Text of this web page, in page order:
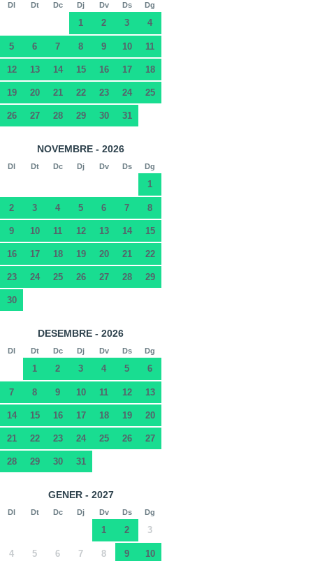
Dl Dt Dc Dj Dv Ds Dg
1 2 3 4
5 6 7 8 9 10 11
12 13 14 15 16 17 18
19 20 21 22 23 24 25
26 27 28 29 30 31
NOVEMBRE - 2026
Dl Dt Dc Dj Dv Ds Dg
1
2 3 4 5 6 7 8
9 10 11 12 13 14 15
16 17 18 19 20 21 22
23 24 25 26 27 28 29
30
DESEMBRE - 2026
Dl Dt Dc Dj Dv Ds Dg
1 2 3 4 5 6
7 8 9 10 11 12 13
14 15 16 17 18 19 20
21 22 23 24 25 26 27
28 29 30 31
GENER - 2027
Dl Dt Dc Dj Dv Ds Dg
1 2 3
4 5 6 7 8 9 10